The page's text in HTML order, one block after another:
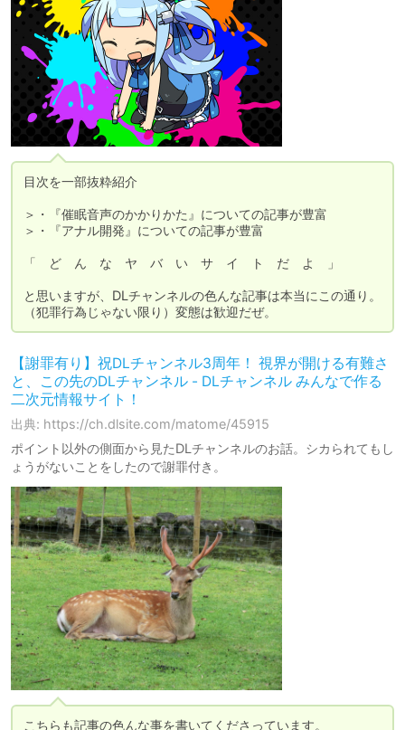
目次を一部抜粋紹介
＞・『催眠音声のかかりかた』についての記事が豊富
＞・『アナル開発』についての記事が豊富
「　ど　ん　な　ヤ　バ　い　サ　イ　ト　だ　よ　」
と思いますが、DLチャンネルの色んな記事は本当にこの通り。
（犯罪行為じゃない限り）変態は歓迎だぜ。
【謝罪有り】祝DLチャンネル3周年！ 視界が開ける有難さ
と、この先のDLチャンネル - DLチャンネル みんなで作る
二次元情報サイト！
出典: https://ch.dlsite.com/matome/45915
ポイント以外の側面から見たDLチャンネルのお話。シカられてもし
ょうがないことをしたので謝罪付き。
こちらも記事の色んな事を書いてくださっています。